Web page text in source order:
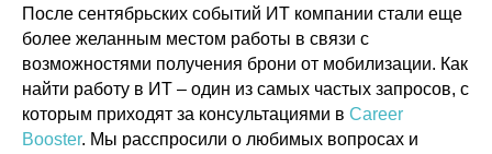
После сентябрьских событий ИТ компании стали еще
более желанным местом работы в связи с
возможностями получения брони от мобилизации. Как
найти работу в ИТ – один из самых частых запросов, с
которым приходят за консультациями в Career
Booster. Мы расспросили о любимых вопросах и